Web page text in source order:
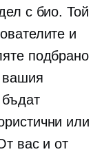
с био. Той
и
подбрано
вашия
или
вас и от